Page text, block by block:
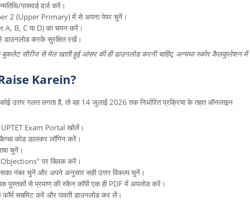
पासवर्ड दर्ज करें।
2 (Upper Primary) में से अपना पेपर चुनें।
A, B, C या D) का चयन करें।
करके सुरक्षित रखें।
बुकलेट सीरीज से मेल खाती हुई आंसर की ही डाउनलोड करनी चाहिए, अन्यथा स्कोर कैलकुलेशन में
Karein?
उत्तर गलत लगता है, तो वह 14 जुलाई 2026 तक निर्धारित प्रक्रिया के तहत ऑनलाइन
UPTET Exam Portal खोलें।
कोड डालकर लॉगिन करें।
चुनें।
Objections" पर क्लिक करें।
नंबर चुनें और अपने अनुसार सही उत्तर विकल्प चुनें।
पुस्तकों से प्रमाण की स्कैन कॉपी एक ही PDF में अपलोड करें।
फॉर्म सबमिट करें और पावती डाउनलोड कर लें।